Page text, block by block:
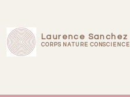
Laurence Sanchez
CORPS NATURE CONSCIENCE